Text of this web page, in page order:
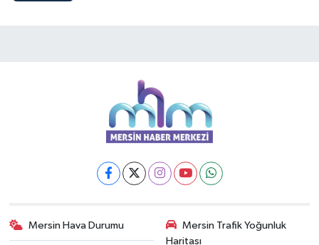
Mersin Hava Durumu
Mersin Trafik Yoğunluk
Haritası